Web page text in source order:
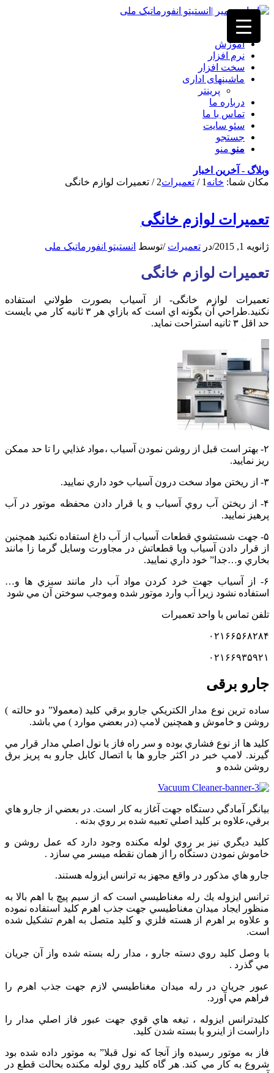
خانه
آموزش
نرم افزار
سخت افزار
ماشینهای اداری
پرینتر
درباره ما
تماس با ما
سئو سایت
جستجو
منو منو
وبلاگ - آخرین اخبار
مکان شما: خانه 1
/ تعمیرات2
/ تعمیرات لوازم خانگی
تعمیرات لوازم خانگی
ژانویه 1, 2015 /در تعمیرات /توسط انستیتو انفورماتیک ملی
تعمیرات لوازم خانگی
تعمیرات لوازم خانگی- از آسياب بصورت طولاني استفاده
نکنيد.طراحي آن بگونه اي است که بازاي هر ۳ ثانيه کار مي بايست
حد اقل ۳ ثانيه استراحت نمايد.
۲- بهتر است قبل از روشن نمودن آسياب ،مواد غذايي را تا حد ممکن
ريز نماييد.
۳- از ريختن مواد سخت درون آسياب خود داري نماييد.
۴- از ريختن آب روي آسياب و يا قرار دادن محفظه موتور در آب
پرهيز نماييد.
۵- جهت شستشوي قطعات آسياب از آب داغ استفاده نکنيد همچنين
از قرار دادن آسياب ويا قطعاتش در مجاورت وسايل گرما زا مانند
بخاري و…جدا” خود داري نماييد.
۶- از آسياب جهت خرد کردن مواد آب دار مانند سبزي ها و…
استفاده نشود زيرا آب وارد موتور شده وموجب سوختن آن مي شود
تلفن تماس با واحد تعمیرات
۰۲۱۶۶۵۶۸۲۸۴
۰۲۱۶۶۹۳۵۹۲۱
جارو برقی
ساده ترين نوع مدار الكتريكي جارو برقي كليد (معمولا” دو حالته )
روشن و خاموش و همچنين لامپ (در بعضي موارد ) مي باشد.
كليد ها از نوع فشاري بوده و سر راه فاز يا نول اصلي مدار قرار مي
گيرند. لامپ خبر در اكثر جارو ها با اتصال كابل جارو به پريز برق
روشن شده و
بيانگر آمادگي دستگاه جهت آغاز به كار است. در بعضي از جارو هاي
برقي،علاوه بر كليد اصلي تعبيه شده بر روي بدنه .
كليد ديگري نيز بر روي لوله مكنده وجود دارد كه عمل روشن و
خاموش نمودن دستگاه را از همان نقطه ميسر مي سازد .
جارو هاي مذكور در واقع مجهز به ترانس ايزوله هستند.
ترانس ايزوله يك رله مغناطيسي است كه از سيم پيچ با اهم بالا به
منظور ايجاد ميدان مغناطيسي جهت جذب اهرم كليد استفاده نموده
و علاوه بر اهرم از هسته فلزي و كليد متصل به اهرم تشكيل شده
است.
با وصل كليد روي دسته جارو ، مدار رله بسته شده واز آن جريان
مي گذرد .
عبور جريان در رله ميدان مغناطيسي لازم جهت جذب اهرم را
فراهم مي آورد.
كليدترانس ايزوله ، تيغه هاي قوي جهت عبور فاز اصلي مدار را
داراست از اينرو با بسته شدن كليد.
فاز به موتور رسيده واز آنجا كه نول قبلا” به موتور داده شده بود
شروع به كار مي كند. هر گاه كليد روي لوله مكنده بحالت قطع در